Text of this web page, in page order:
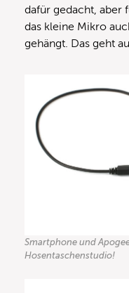
dafür gedacht, aber
das kleine Mikro
gehängt. Das geht
Smartphone und
Hosentaschenstudio!